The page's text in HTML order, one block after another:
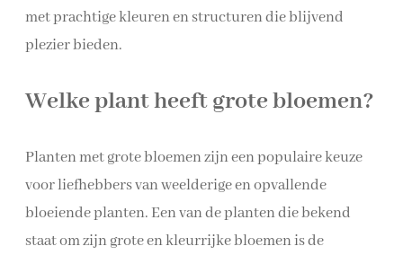
met prachtige kleuren en structuren die blijvend
plezier bieden.
Welke plant heeft grote bloemen?
Planten met grote bloemen zijn een populaire keuze
voor liefhebbers van weelderige en opvallende
bloeiende planten. Een van de planten die bekend
staat om zijn grote en kleurrijke bloemen is de